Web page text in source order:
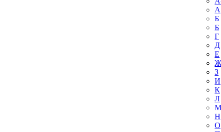
А
Б
Б
Г
Д
Е
Ж
З
И
К
Л
М
Н
О